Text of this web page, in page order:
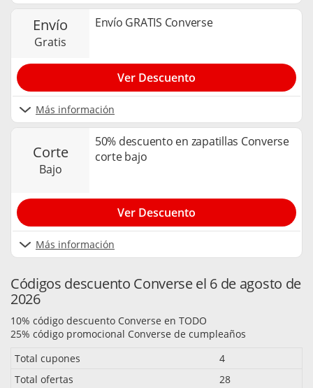
envío
gratis
Envío GRATIS Converse
Más información
Ver Descuento
corte
bajo
50% descuento en zapatillas Converse
corte bajo
Más información
Ver Descuento
Códigos descuento Converse el 6 de agosto de
2026
10% código descuento Converse en TODO
25% código promocional Converse de cumpleaños
Total cupones
4
Total ofertas
28